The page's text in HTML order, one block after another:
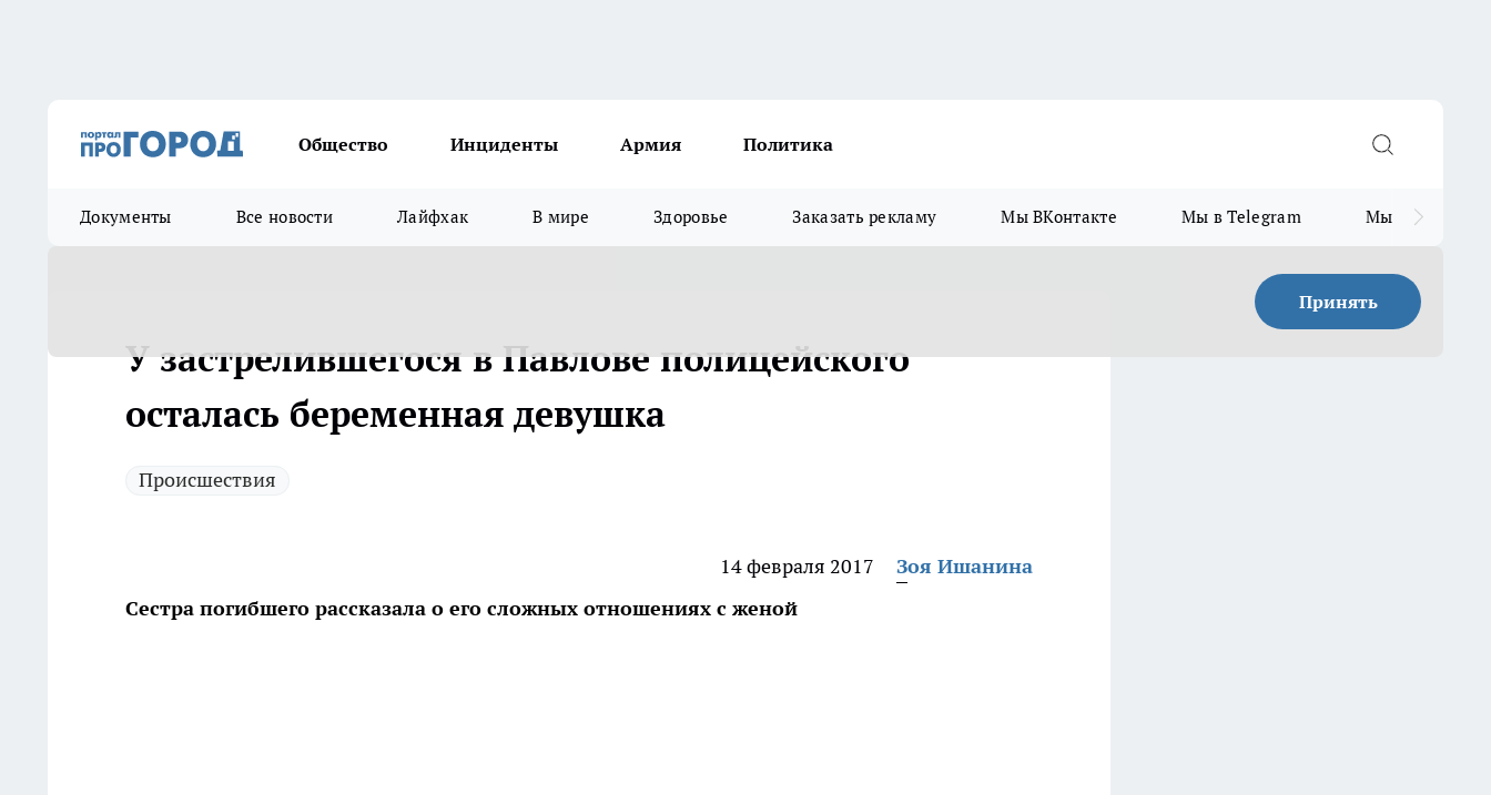
Общество Инциденты Армия Политика
Документы Все новости Лайфхак В мире Здоровье Заказать рекламу Мы ВКонтакте Мы в Telegram Мы в MAX
Принять
У застрелившегося в Павлове полицейского
осталась беременная девушка
Происшествия
14 февраля 2017
Зоя Ишанина
Сестра погибшего рассказала о его сложных отношениях с женой